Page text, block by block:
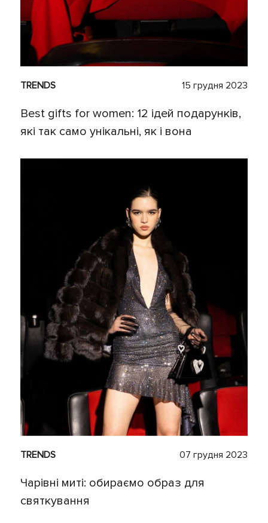
TRENDS 15 грудня 2023
Best gifts for women: 12 ідей подарунків,
які так само унікальні, як і вона
TRENDS 07 грудня 2023
Чарівні миті: обираємо образ для
святкування